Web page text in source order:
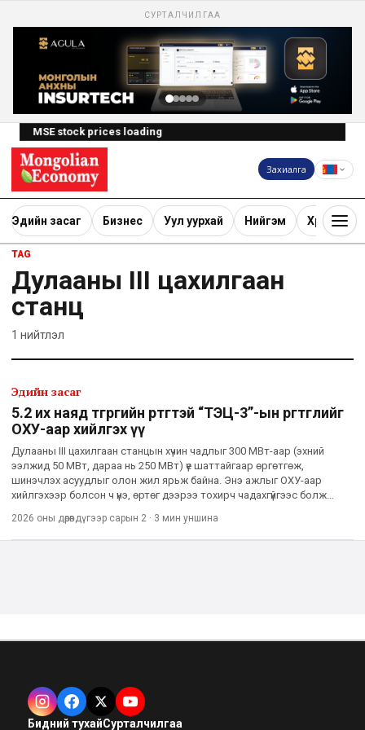
СУРТАЛЧИЛГАА
MSE stock prices loading
Захиалга
Эдийн засаг Бизнес Уул уурхай Нийгэм Хөрөнгө
TAG
Дулааны III цахилгаан
станц
1 нийтлэл
Эдийн засаг
5.2 их наяд төгрөгийн өртөгтэй “ТЭЦ-3”-ын өргөтгөлийг
ОХУ-аар хийлгэх үү
Дулааны III цахилгаан станцын хүчин чадлыг 300 МВт-аар (эхний
ээлжид 50 МВт, дараа нь 250 МВт) үе шаттайгаар өргөтгөж,
шинэчлэх асуудлыг олон жил ярьж байна. Энэ ажлыг ОХУ-аар
хийлгэхээр болсон ч үнэ, өртөг дээрээ тохирч чадахгүйгээс болж
2026 оны дөрөвдүгээр сарын 2 · 3 мин уншина
Бидний тухайСурталчилгаа